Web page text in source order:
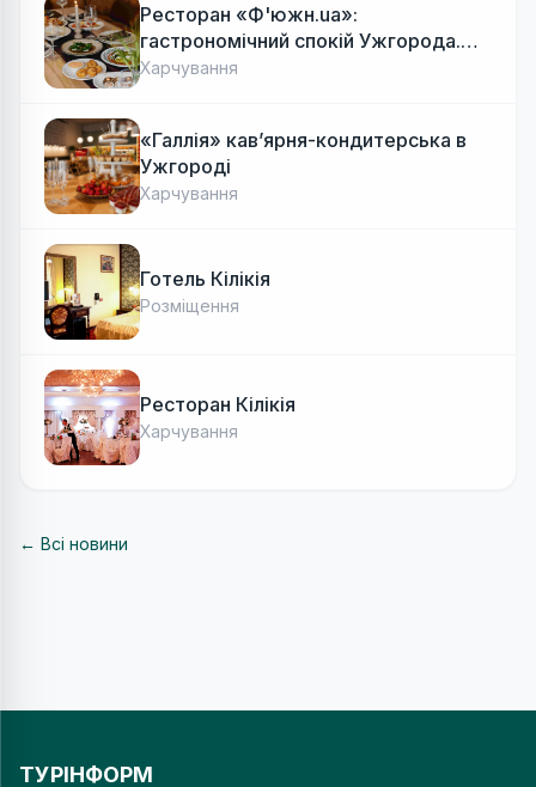
Ресторан «Ф'южн.ua»:
гастрономічний спокій Ужгорода.
Авторська локальна кухня, затишок
Харчування
«Галлія» кав’ярня-кондитерська в
Ужгороді
Харчування
Готель Кілікія
Розміщення
Ресторан Кілікія
Харчування
← Всі новини
ТУРІНФОРМ